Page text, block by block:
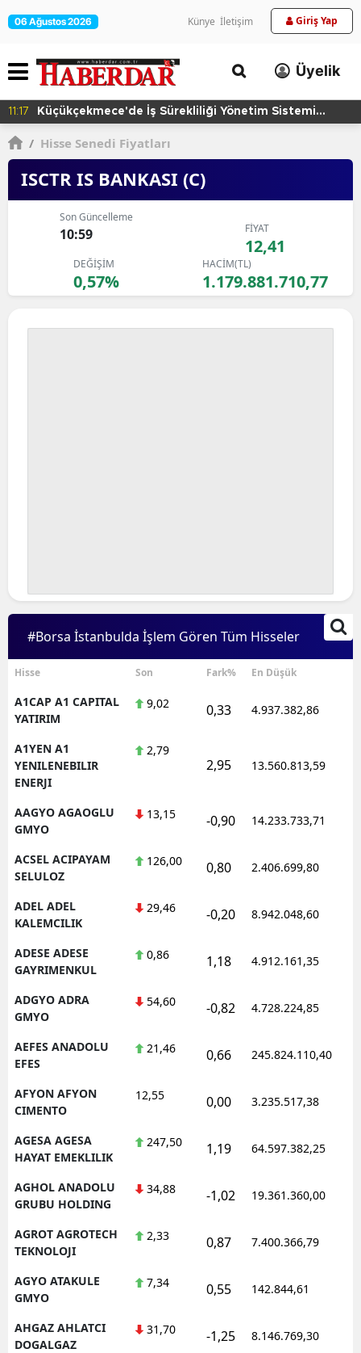
06 Ağustos 2026 Künye İletişim Giriş Yap
Üyelik
11:17
Küçükçekmece'de İş Sürekliliği Yönetim Sistemi
/ Hisse Senedi Fiyatları
ISCTR IS BANKASI (C)
Son Güncelleme
10:59 FİYAT
12,41
DEĞİŞİM
0,57%
HACİM(TL)
1.179.881.710,77
#Borsa İstanbulda İşlem Gören Tüm Hisseler
Hisse Son Fark% En Düşük
A1CAP A1 CAPITAL
YATIRIM
9,02 0,33 4.937.382,86
A1YEN A1
YENILENEBILIR
ENERJI
2,79
2,95 13.560.813,59
AAGYO AGAOGLU
GMYO
13,15 -0,90 14.233.733,71
ACSEL ACIPAYAM
SELULOZ
126,00 0,80 2.406.699,80
ADEL ADEL
KALEMCILIK
29,46 -0,20 8.942.048,60
ADESE ADESE
GAYRIMENKUL
0,86 1,18 4.912.161,35
ADGYO ADRA
GMYO
54,60 -0,82 4.728.224,85
AEFES ANADOLU
EFES
21,46 0,66 245.824.110,40
AFYON AFYON
CIMENTO
12,55 0,00 3.235.517,38
AGESA AGESA
HAYAT EMEKLILIK
247,50 1,19 64.597.382,25
AGHOL ANADOLU
GRUBU HOLDING
34,88 -1,02 19.361.360,00
AGROT AGROTECH
TEKNOLOJI
2,33 0,87 7.400.366,79
AGYO ATAKULE
GMYO
7,34 0,55 142.844,61
AHGAZ AHLATCI
DOGALGAZ
31,70 -1,25 8.146.769,30